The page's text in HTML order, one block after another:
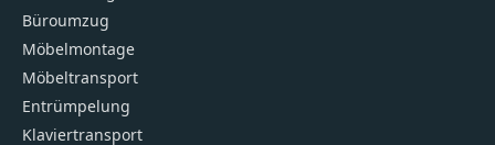
Büroumzug
Möbelmontage
Möbeltransport
Entrümpelung
Klaviertransport